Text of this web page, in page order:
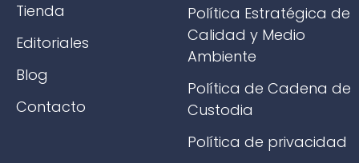
Tienda
Editoriales
Blog
Contacto
Política Estratégica de
Calidad y Medio
Ambiente
Política de Cadena de
Custodia
Política de privacidad